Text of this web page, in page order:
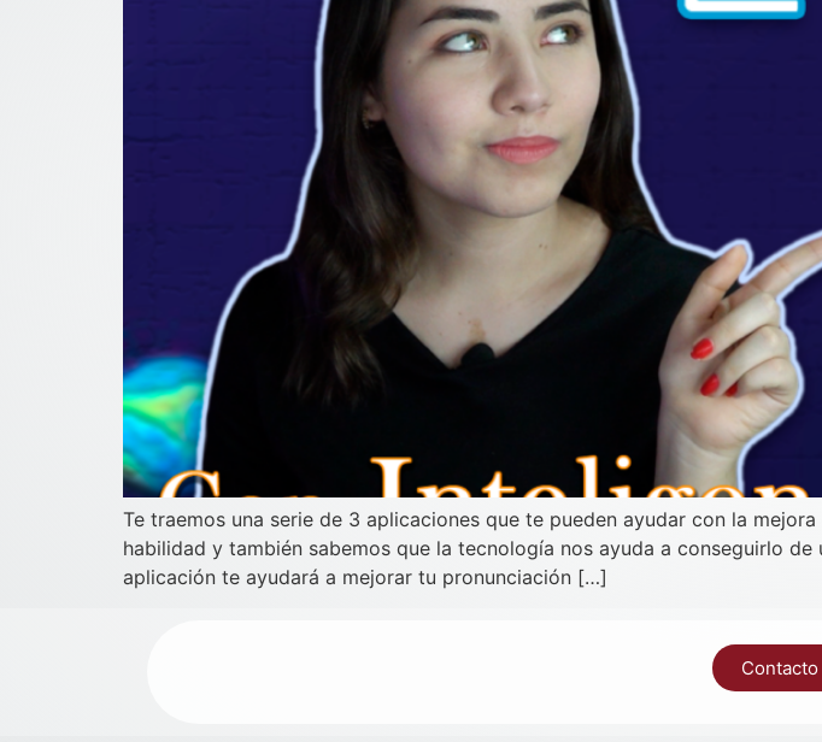
Te traemos una serie de 3 aplicaciones que te pueden ayudar con la
habilidad y también sabemos que la tecnología nos ayuda a conseguirlo
aplicación te ayudará a mejorar tu pronunciación […]
Contacto